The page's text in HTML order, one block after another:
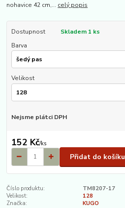
nohavice 42 cm,... celý popis
Dostupnost
Skladem 1 ks
Barva
Velikost
Nejsme plátci DPH
152 Kč/ks
Přidat do košíku
Číslo produktu:
TM8207-17
Velikost:
128
Značka:
KUGO